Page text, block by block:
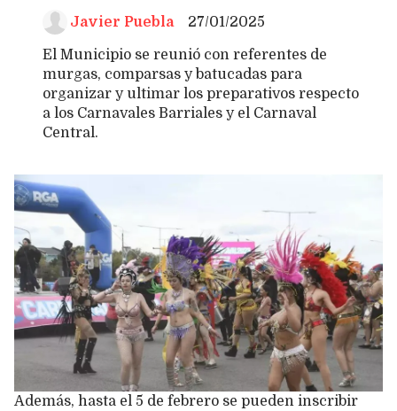
El Municipio se reunió con referentes de
murgas, comparsas y batucadas para
organizar y ultimar los preparativos respecto
a los Carnavales Barriales y el Carnaval
Central.
27/01/2025
Javier Puebla
Además, hasta el 5 de febrero se pueden inscribir